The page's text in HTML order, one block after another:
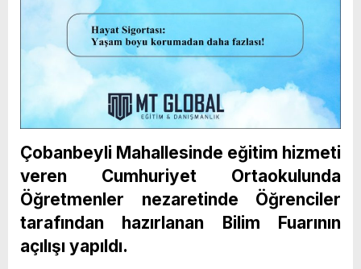
Çobanbeyli Mahallesinde eğitim hizmeti
veren Cumhuriyet Ortaokulunda
Öğretmenler nezaretinde Öğrenciler
tarafından hazırlanan Bilim Fuarının
açılışı yapıldı.